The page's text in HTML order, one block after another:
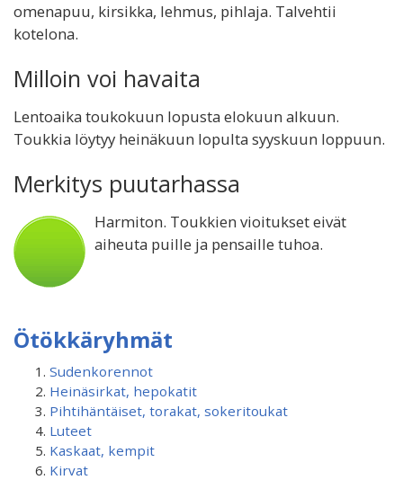
omenapuu, kirsikka, lehmus, pihlaja. Talvehtii
kotelona.
Milloin voi havaita
Lentoaika toukokuun lopusta elokuun alkuun.
Toukkia löytyy heinäkuun lopulta syyskuun loppuun.
Merkitys puutarhassa
Harmiton. Toukkien vioitukset eivät
aiheuta puille ja pensaille tuhoa.
Ötökkäryhmät
Sudenkorennot
Heinäsirkat, hepokatit
Pihtihäntäiset, torakat, sokeritoukat
Luteet
Kaskaat, kempit
Kirvat